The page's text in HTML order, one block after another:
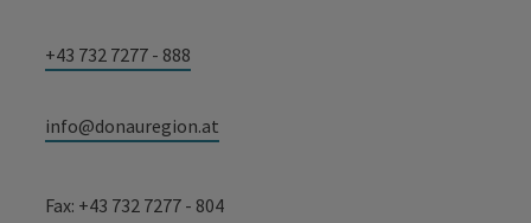
+43 732 7277 - 888
info@donauregion.at
Fax: +43 732 7277 - 804